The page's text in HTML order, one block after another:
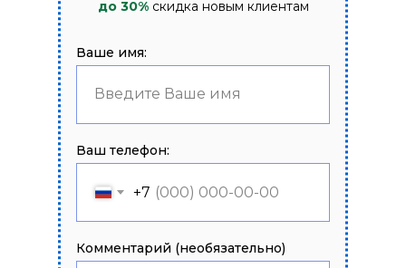
Ваше имя:
Введите Ваше имя
Ваш телефон:
+7
Комментарий (необязательно)
до 30%скидка новым клиентам